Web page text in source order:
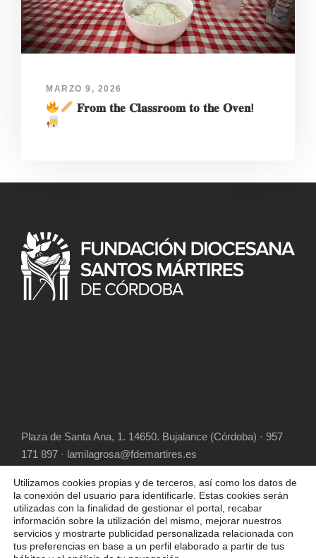
MARZO 9, 2026
𝐅𝐫𝐨𝐦 𝐭𝐡𝐞 𝐂𝐥𝐚𝐬𝐬𝐫𝐨𝐨𝐦 𝐭𝐨 𝐭𝐡𝐞 𝐎𝐯𝐞𝐧!
Plaza de Santa Ana, 1. 14650. Bujalance (Córdoba) · 957
171 897 · lamilagrosa@fdemartires.es
Utilizamos cookies propias y de terceros, así como los datos de
la conexión del usuario para identificarle. Estas cookies serán
utilizadas con la finalidad de gestionar el portal, recabar
información sobre la utilización del mismo, mejorar nuestros
servicios y mostrarte publicidad personalizada relacionada con
tus preferencias en base a un perfil elaborado a partir de tus